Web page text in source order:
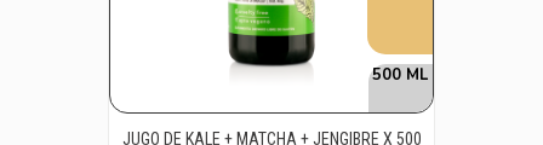
500 ML
JUGO DE KALE + MATCHA + JENGIBRE X 500